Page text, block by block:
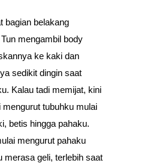
bagian belakang
mengambil body
ke kaki dan
sedikit dingin saat
Kalau tadi memijat, kini
mengurut tubuhku mulai
betis hingga pahaku.
mengurut pahaku
merasa geli, terlebih saat